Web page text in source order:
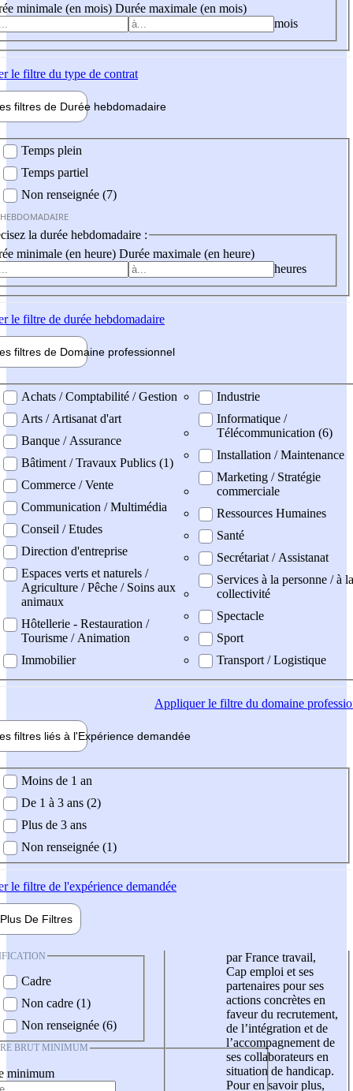
minimale (en mois) Durée maximale (en mois)
mois
le filtre du type de contrat
filtres de Durée hebdomadaire
Temps plein
Temps partiel
Non renseignée (7)
la durée hebdomadaire :
minimale (en heure) Durée maximale (en heure)
heures
le filtre de durée hebdomadaire
filtres de Domaine professionnel
professionel
Achats / Comptabilité / Gestion
Arts / Artisanat d'art
Banque / Assurance
Bâtiment / Travaux Publics (1)
Commerce / Vente
Communication / Multimédia
Conseil / Etudes
Direction d'entreprise
Espaces verts et naturels /
Agriculture / Pêche / Soins aux
animaux
Hôtellerie - Restauration /
Tourisme / Animation
Immobilier
Industrie
Informatique /
Télécommunication (6)
Installation / Maintenance
Marketing / Stratégie
commerciale
Ressources Humaines
Santé
Secrétariat / Assistanat
Services à la personne / à la
collectivité
Spectacle
Sport
Transport / Logistique
Appliquerle filtre du domaine
filtres liés à l'Expérience demandée
demandée
Moins de 1 an
De 1 à 3 ans (2)
Plus de 3 ans
Non renseignée (1)
le filtre de l'expérience demandée
Plus De Filtres
Cadre
Non cadre (1)
Non renseignée (6)
BRUT MINIMUM
minimum
par France travail,
Cap emploi et ses
partenaires pour ses
actions concrètes en
faveur du recrutement,
de l’intégration et de
l’accompagnement de
ses collaborateurs en
situation de handicap.
Pour en savoir plus,